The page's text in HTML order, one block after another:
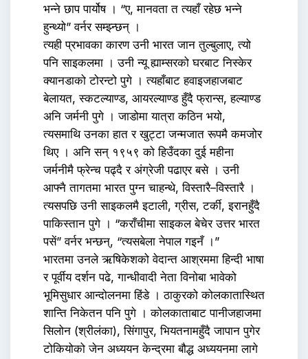
भन्ने छाप पार्योष । “ए, मानवता त त्यहाँ रहेछ भन्ने
हुन्थ्यो” वर्नर सम्झ्न्छन् ।
त्यही प्रभावका कारण उनी भारत जान तुल्बुलाए, त्यो
पनि साइकलमा । उनी न्यू ह्याम्सरको घरबाट निस्केर
क्यानडाको टोरन्टो पुगे । त्यहाँबाट हवाइजहाजबाट
बेलायत, स्कटल्याण्ड, आयरल्याण्ड हुँदै फ्रान्स, हल्याण्ड
अनि जर्मनी पुगे । जाडोमा यात्रा कठिन भयो,
त्यसमाथि उनका हात र खुट्टा जन्मजात रूपमै कमजोर
थिए । अनि सन् १९५९ को हिउँदका दुई महीना
जर्मनीमै फ्रेन्च पढ्दै र अंग्रेजी पढाएर बसे । उनी
आफ्नै तागतमा भारत पुग्न चाहन्थे, विस्तारै–विस्तारै ।
त्यसपछि उनी साइकलमै इटाली, ग्रीस, टर्की, इरानहुँदै
पाकिस्तान पुगे । “कराँचीमा साइकल बेचेर उत्तर भारत
पसें” वर्नर भन्छन्, “त्यसबेला नेपाल गइनँ ।”
भारतमा उनले ऋषिकेशको वेदान्त आश्रममा हिन्दी भाषा
र पूर्वीय दर्शन पढे, गान्धीवादी नेता विनोबा भावेको
भूमिसुधार आन्दोलनमा हिंडे । ठाकुरको कोलकातास्थित
शान्ति निकेतन पनि पुगे । कोलकाताबाट पानीजहाजमा
सिलोन (श्रीलंका), सिंगापुर, भियतनामहुँदै जापान पुगेर
टोकियोको जेन अध्ययन केन्द्रमा बौद्ध अध्ययनमा लागे